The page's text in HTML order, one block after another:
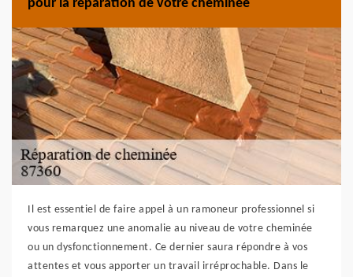
pour la réparation de votre cheminée
Il est essentiel de faire appel à un ramoneur professionnel si
vous remarquez une anomalie au niveau de votre cheminée
ou un dysfonctionnement. Ce dernier saura répondre à vos
attentes et vous apporter un travail irréprochable. Dans le